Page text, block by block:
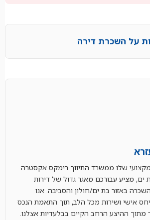
על השכרת דירה
שלו ממשרד התיווך רימקס אקסטרה
מציע עבורכם מאגר גדול של דירות
באזור בת ים/חולון והסביבה. אנו
אישי ושירות מכל הלב, תוך התאמת הנכס
ההיצע הרחב הקיים בבלעדיות אצלנו.